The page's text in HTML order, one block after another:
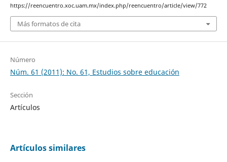
https://reencuentro.xoc.uam.mx/index.php/reencuentro/article/view/772
Más formatos de cita
Número
Núm. 61 (2011): No. 61, Estudios sobre educación
Sección
Artículos
Artículos similares